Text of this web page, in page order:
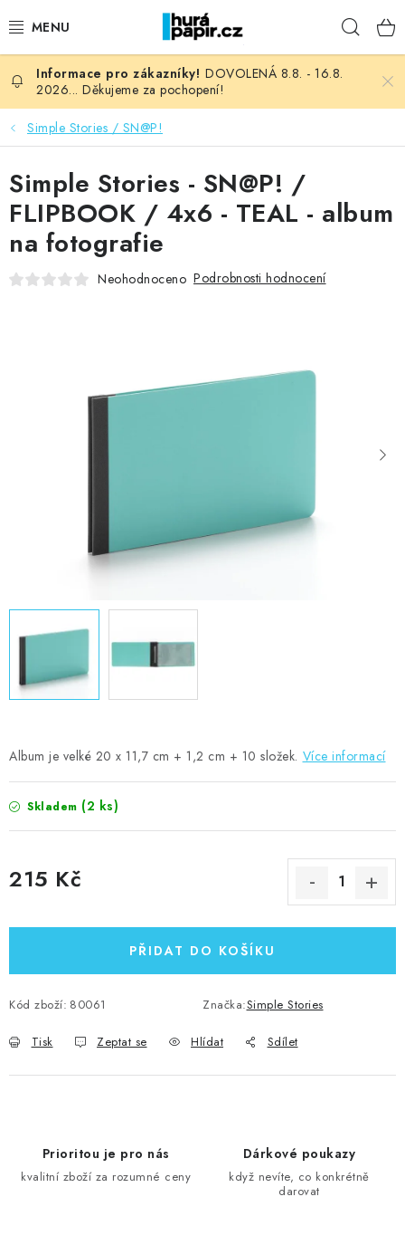
na
NOVINKY
HURÁ DÍLNA
VŠECHNO ZBOŽÍ
KNIHAŘSKÝ MATERIÁL
MOJE OBJEDNÁVKA
Oblíbené ♥️
Obchodní podmínky
Podmínky ochrany osobních údajů
DOVOLENÁ 8.8. - 16.8.
2026... Děkujeme za pochopení!
Simple Stories / SN@P!
Album je velké 20 x 11,7 cm + 1,2 cm + 10 složek. Více informací
Skladem (2 ks)
215 Kč
PŘIDAT DO KOŠÍKU
Kód zboží: 80061 Značka:Simple Stories
Tisk Zeptat se Hlídat Sdílet
Simple Stories - SN@P! /
FLIPBOOK / 4x6 - TEAL - album
na fotografie
Neohodnoceno Podrobnosti hodnocení
Prioritou je pro nás
kvalitní zboží za rozumné ceny
Dárkové poukazy
když nevíte, co konkrétně
darovat